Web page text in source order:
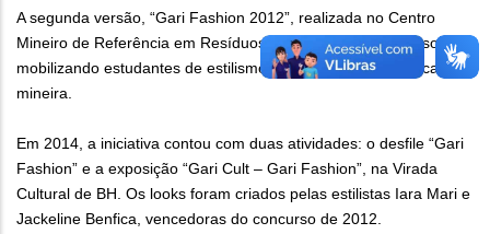
A segunda versão, “Gari Fashion 2012”, realizada no Centro
Mineiro de Referência em Resíduos, promoveu um concurso,
mobilizando estudantes de estilismo, moda e vestuário da capital
mineira.
Em 2014, a iniciativa contou com duas atividades: o desfile “Gari
Fashion” e a exposição “Gari Cult – Gari Fashion”, na Virada
Cultural de BH. Os looks foram criados pelas estilistas Iara Mari e
Jackeline Benfica, vencedoras do concurso de 2012.